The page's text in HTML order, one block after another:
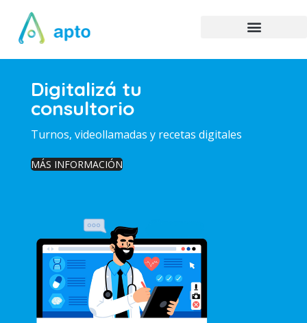
Digitalizá tu
consultorio
Turnos, videollamadas y recetas digitales
MÁS INFORMACIÓN